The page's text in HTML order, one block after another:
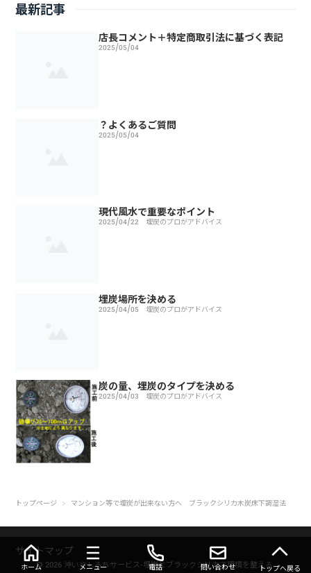
最新記事
店長コメント＋特定商取引法に基づく表記
2025/05/04
？よくあるご質問
2025/05/04
現代風水で重要なポイント
2025/04/22 埋炭のプロがアドバイス
埋炭場所を決める
2025/04/05 埋炭のプロがアドバイス
炭の量、埋炭のタイプを決める
2025/04/03 埋炭のプロがアドバイス
トップページ マンション等で埋炭が出来ない方へ ブラックシリカ木炭床下調湿法
サイトマップ
© 2026 沖いやしろちサービス-埋炭とブラックシリカで環境を整える.
ホーム メニュー 電話 問い合わせ トップへ戻る